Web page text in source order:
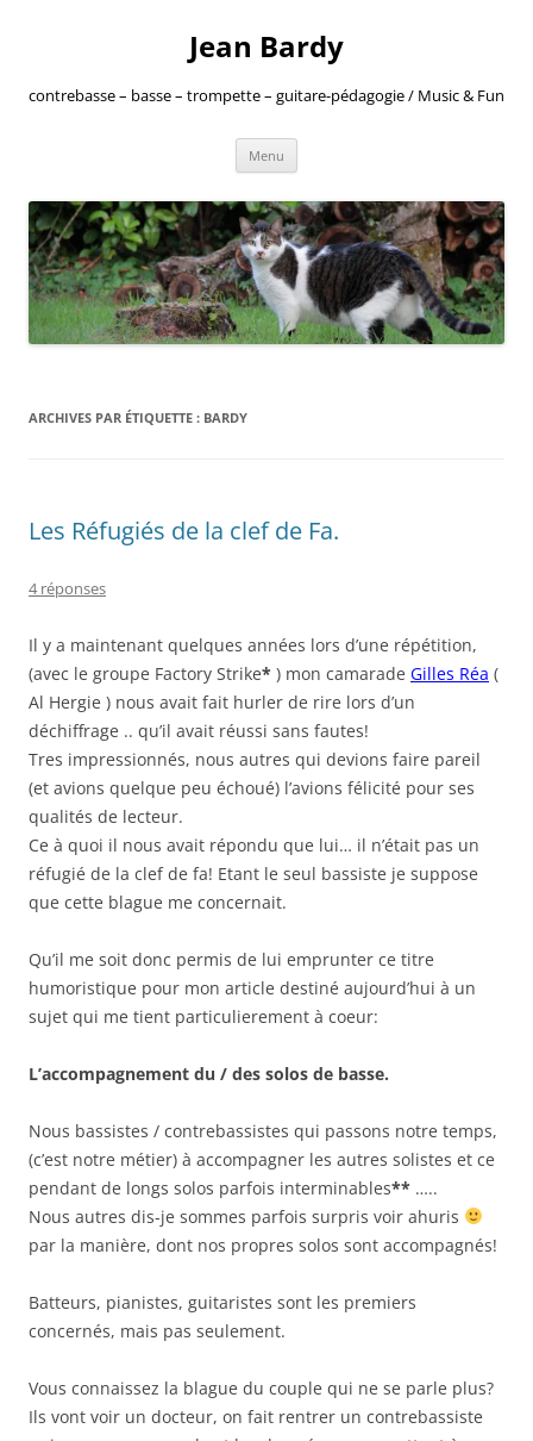
Jean Bardy
contrebasse – basse – trompette – guitare-pédagogie / Music & Fun
Menu
ARCHIVES PAR ÉTIQUETTE : BARDY
Les Réfugiés de la clef de Fa.
4 réponses
Il y a maintenant quelques années lors d’une répétition,
(avec le groupe Factory Strike* ) mon camarade Gilles Réa (
Al Hergie ) nous avait fait hurler de rire lors d’un
déchiffrage .. qu’il avait réussi sans fautes!
Tres impressionnés, nous autres qui devions faire pareil
(et avions quelque peu échoué) l’avions félicité pour ses
qualités de lecteur.
Ce à quoi il nous avait répondu que lui… il n’était pas un
réfugié de la clef de fa! Etant le seul bassiste je suppose
que cette blague me concernait.
Qu’il me soit donc permis de lui emprunter ce titre
humoristique pour mon article destiné aujourd’hui à un
sujet qui me tient particulierement à coeur:
L’accompagnement du / des solos de basse.
Nous bassistes / contrebassistes qui passons notre temps,
(c’est notre métier) à accompagner les autres solistes et ce
pendant de longs solos parfois interminables** …..
Nous autres dis-je sommes parfois surpris voir ahuris
par la manière, dont nos propres solos sont accompagnés!
Batteurs, pianistes, guitaristes sont les premiers
concernés, mais pas seulement.
Vous connaissez la blague du couple qui ne se parle plus?
Ils vont voir un docteur, on fait rentrer un contrebassiste